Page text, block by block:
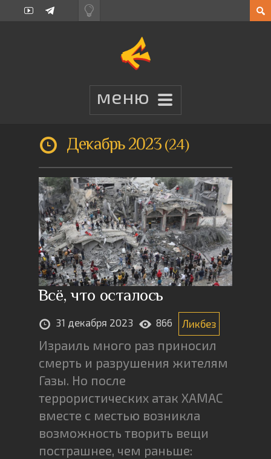
Декабрь 2023 24
Всё, что осталось
31 декабря 2023 866 Ликбез
Израиль много раз приносил
смерть и разрушения жителям
Газы. Но после
террористических атак ХАМАС
вместе с местью возникла
возможность творить вещи
пострашнее, чем раньше: